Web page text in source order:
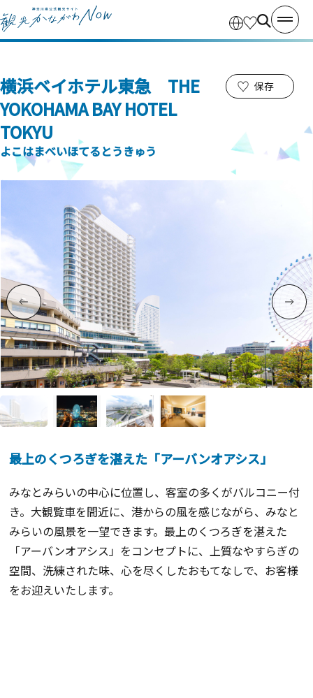
横浜ベイホテル東急 THE
YOKOHAMA BAY HOTEL
TOKYU
よこはまべいほてるとうきゅう
保存
最上のくつろぎを湛えた「アーバンオアシス」
みなとみらいの中心に位置し、客室の多くがバルコニー付
き。大観覧車を間近に、港からの風を感じながら、みなと
みらいの風景を一望できます。最上のくつろぎを湛えた
「アーバンオアシス」をコンセプトに、上質なやすらぎの
空間、洗練された味、心を尽くしたおもてなしで、お客様
をお迎えいたします。